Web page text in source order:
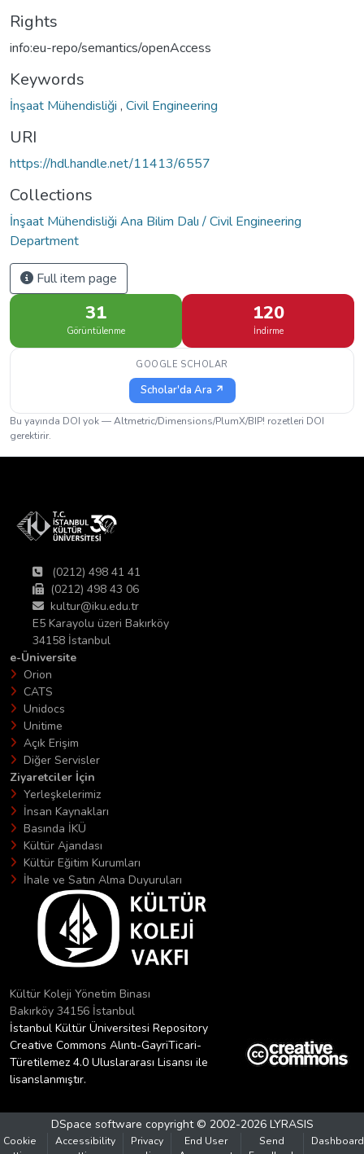
Rights
info:eu-repo/semantics/openAccess
Keywords
İnşaat Mühendisliği , Civil Engineering
URI
https://hdl.handle.net/11413/6557
Collections
İnşaat Mühendisliği Ana Bilim Dalı / Civil Engineering
Department
Full item page
31
Görüntülenme
120
İndirme
GOOGLE SCHOLAR
Scholar'da Ara ↗
Bu yayında DOI yok — Altmetric/Dimensions/PlumX/BIP! rozetleri DOI
gerektirir.
(0212) 498 41 41
(0212) 498 43 06
kultur@iku.edu.tr
E5 Karayolu üzeri Bakırköy
34158 İstanbul
e-Üniversite
Orion
CATS
Unidocs
Unitime
Açık Erişim
Diğer Servisler
Ziyaretciler İçin
Yerleşkelerimiz
İnsan Kaynakları
Basında İKÜ
Kültür Ajandası
Kültür Eğitim Kurumları
İhale ve Satın Alma Duyuruları
Kültür Koleji Yönetim Binası
Bakırköy 34156 İstanbul
İstanbul Kültür Üniversitesi Repository
Creative Commons Alıntı-GayriTicari-
Türetilemez 4.0 Uluslararası Lisansı ile
lisanslanmıştır.
DSpace software copyright © 2002-2026 LYRASIS
Cookie
Accessibility
Privacy
End User
Send
Dashboard